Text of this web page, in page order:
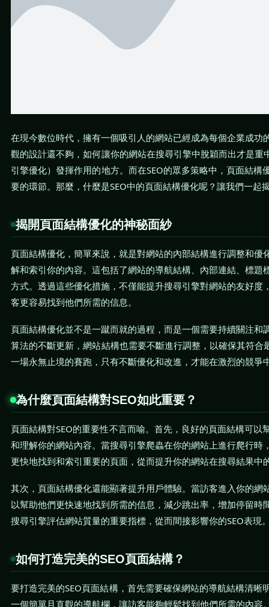
在現今數位時代，擁有一個吸引人的網站已經成為每個企業成功
觀的設計還不夠，如何讓你的網站在搜尋引擎中脫穎而出才是重
引擎優化）發揮作用的地方。而在SEO的眾多策略中，頁面結構
要的環節。那麼，什麼是SEO中的頁面結構優化呢？讓我們一起
揭開頁面結構優化的神秘面紗
頁面結構優化，簡單來說，就是對網站的內部結構進行調整和優
解和索引你的內容。這包括了網站的導航結構、內部連結、標題
方式。透過這些優化措施，不僅能提升搜尋引擎對網站的友好度
客更容易找到他們所需的信息。
頁面結構優化並不是一蹴而就的過程，而是一個需要持續關注和
算法的不斷更新，網站結構也需要不斷進行調整，以確保其符合
一場永無止境的賽跑，只有不斷優化和改進，才能在激烈的競爭
為什麼頁面結構對SEO如此重要？
頁面結構對SEO的重要性不言而喻。首先，良好的頁面結構可以
和理解你的網站內容。當搜尋引擎爬蟲在你的網站上進行爬行時
更快地找到和索引重要的頁面，從而提升你的網站在搜尋結果中
其次，頁面結構優化還能顯著提升用戶體驗。當訪客進入你的網
以幫助他們更快速地找到所需的信息，減少跳出率，增加停留時
搜尋引擎評估網站質量的重要指標，從而間接影響你的SEO表現
如何打造完美的SEO頁面結構？
要打造完美的SEO頁面結構，首先需要確保網站的導航結構清晰
一個簡單且直觀的導航欄，讓訪客能夠輕鬆找到他們所需的內容